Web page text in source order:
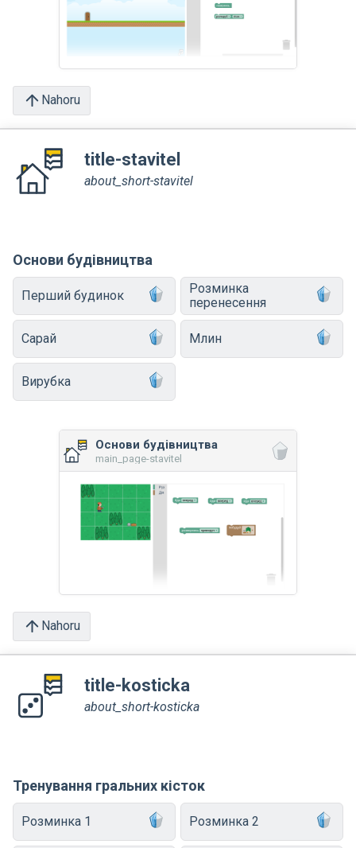
Nahoru
title-stavitel
about_short-stavitel
Основи будівництва
Перший будинок
Розминка
перенесення
Сарай Млин
Вирубка
Основи будівництва
main_page-stavitel
Nahoru
title-kosticka
about_short-kosticka
Тренування гральних кісток
Розминка 1 Розминка 2